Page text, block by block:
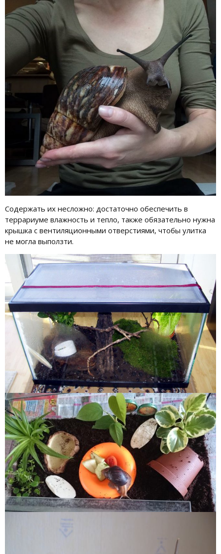
Содержать их несложно: достаточно обеспечить в
террариуме влажность и тепло, также обязательно нужна
крышка с вентиляционными отверстиями, чтобы улитка
не могла выползти.